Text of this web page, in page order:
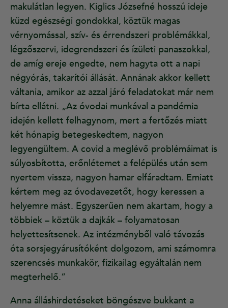
makulátlan legyen. Kiglics Józsefné hosszú ideje
küzd egészségi gondokkal, köztük magas
vérnyomással, szív- és érrendszeri problémákkal,
légzőszervi, idegrendszeri és ízületi panaszokkal,
de amíg ereje engedte, nem hagyta ott a napi
négyórás, takarítói állását. Annának akkor kellett
váltania, amikor az azzal járó feladatokat már nem
bírta ellátni. „Az óvodai munkával a pandémia
idején kellett felhagynom, mert a fertőzés miatt
két hónapig betegeskedtem, nagyon
legyengültem. A covid a meglévő problémáimat is
súlyosbította, erőnlétemet a felépülés után sem
nyertem vissza, nagyon hamar elfáradtam. Emiatt
kértem meg az óvodavezetőt, hogy keressen a
helyemre mást. Egyszerűen nem akartam, hogy a
többiek – köztük a dajkák – folyamatosan
helyettesítsenek. Az intézményből való távozás
óta sorsjegyárusítóként dolgozom, ami számomra
szerencsés munkakör, fizikailag egyáltalán nem
megterhelő.”
Anna álláshirdetéseket böngészve bukkant a